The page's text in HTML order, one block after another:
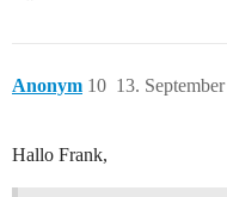
Anonym 13.
10
Hallo Frank,